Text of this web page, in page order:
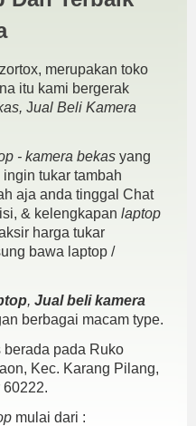
BEKAS |
merupakan toko
itu kami bergerak
Jual Beli Kamera
- kamera bekas yang
tukar tambah
aja anda tinggal Chat
& kelengkapan laptop
harga tukar
bawa laptop /
, Jual beli kamera
berbagai macam type.
berada pada Ruko
Kec. Karang Pilang,
60222.
mulai dari :